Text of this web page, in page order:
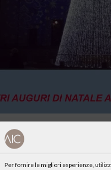
Per fornire le migliori esperienze,
CON TRADUZIONE…) per
don Arnaldo Martinelli,